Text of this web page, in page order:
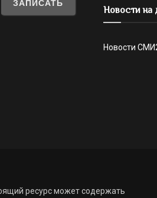
Новости на
Новости
ресурс может содержать